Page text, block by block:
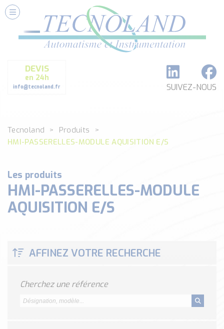
DEVIS
en 24h
info@tecnoland.fr SUIVEZ-NOUS
Nos Services
Conseils et Fourniture
Formation et Assistance
Architecture I-O Link multi fabricants
Classé par catégorie
DEBIT
ANALYSE PHYSICO-CHIMIQUE
SECURITE MACHINE
ENREGISTREUR + ACQUISITION DE DONNEES
Voir toutes les catégories …
ENDRESS+HAUSER
SCHMERSAL
IDEM SAFETY
Tecnoland
Produits
HMI-PASSERELLES-MODULE AQUISITION E/S
Les produits
HMI-PASSERELLES-MODULE
AQUISITION E/S
AFFINEZ VOTRE RECHERCHE
Cherchez une référence